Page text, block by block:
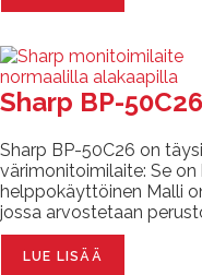
Sharp BP-50C26
Sharp BP-50C26 on
värimonitoimilaite: Se
helppokäyttöinen Malli
jossa arvostetaan
LUE LISÄÄ